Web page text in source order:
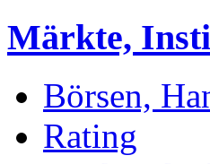
Märkte,
Börsen,
Rating